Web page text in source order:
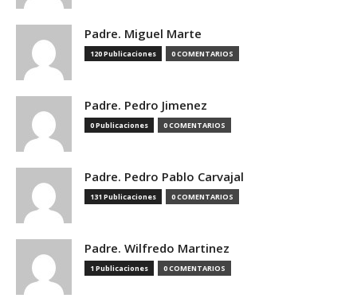
Padre. Miguel Marte
120 Publicaciones 0 COMENTARIOS
Padre. Pedro Jimenez
0 Publicaciones 0 COMENTARIOS
Padre. Pedro Pablo Carvajal
131 Publicaciones 0 COMENTARIOS
Padre. Wilfredo Martinez
1 Publicaciones 0 COMENTARIOS